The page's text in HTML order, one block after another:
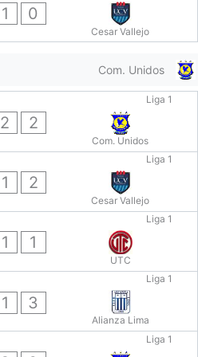
1 0
Cesar Vallejo
Com. Unidos
Liga 1
2 2
Com. Unidos
Liga 1
1 2
Cesar Vallejo
Liga 1
1 1
UTC
Liga 1
1 3
Alianza Lima
Liga 1